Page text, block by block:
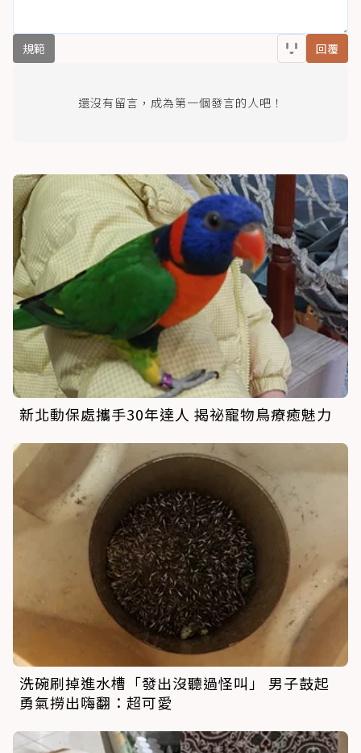
規範 回覆
還沒有留言，成為第一個發言的人吧！
新北動保處攜手30年達人 揭祕寵物鳥療癒魅力
洗碗刷掉進水槽「發出沒聽過怪叫」 男子鼓起
勇氣撈出嗨翻：超可愛